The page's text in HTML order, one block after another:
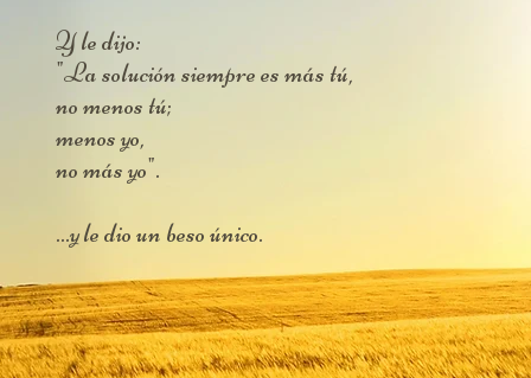
Y le dijo:
"La solución siempre es más tú,
no menos tú;
menos yo,
no más yo".
...y le dio un beso único.